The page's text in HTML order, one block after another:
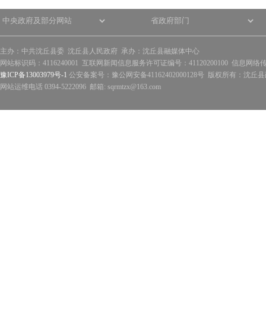
主办：中共沈丘县委 沈丘县人民政府 承办：沈丘县融媒体中心
网站标识码：4116240001 互联网新闻信息服务许可证编号：41120200100 信息网络
豫ICP备13003979号-1 公安备案号：豫公网安备41162402000128号 版权所有：沈丘
网站运维电话 0394-5222096 邮箱: sqrmtzx@163.com